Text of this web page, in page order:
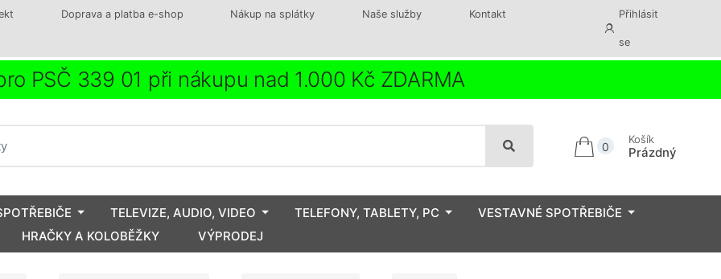
Doprava a platba e-shop Nákup na splátky Naše služby Kontakt Přihlásit
se
PSČ 339 01 při nákupu nad 1.000 Kč ZDARMA
0
Košík
Prázdný
TELEVIZE, AUDIO, VIDEO TELEFONY, TABLETY, PC
VESTAVNÉ SPOTŘEBIČE
HRAČKY A KOLOBĚŽKY
VÝPRODEJ